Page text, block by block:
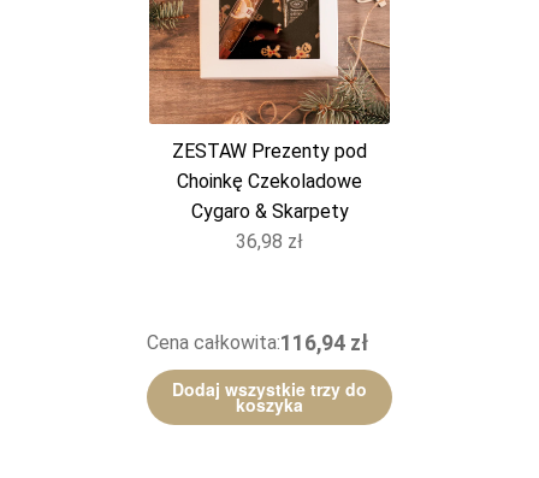
ZESTAW Prezenty pod
Choinkę Czekoladowe
Cygaro & Skarpety
36,98 zł
Cena całkowita:116,94 zł
Dodaj wszystkie trzy do
koszyka